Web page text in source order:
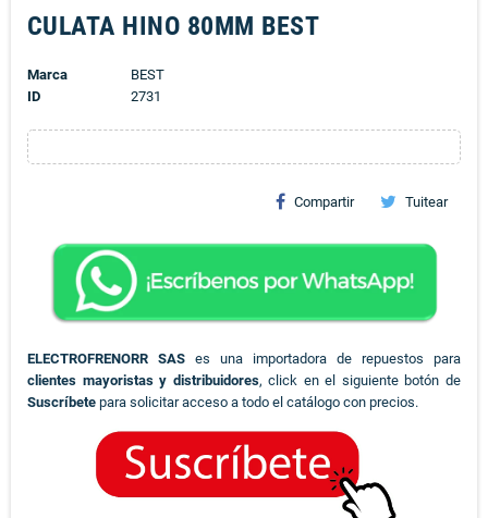
CULATA HINO 80MM BEST
Marca
BEST
ID
2731
Compartir Tuitear
ELECTROFRENORR SAS es una importadora de repuestos para
clientes mayoristas y distribuidores, click en el siguiente botón de
Suscríbete para solicitar acceso a todo el catálogo con precios.